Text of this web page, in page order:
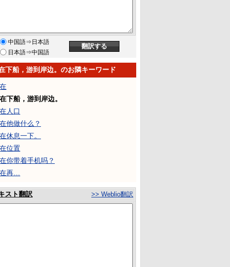
中国語⇒日本語
日本語⇒中国語
下船，游到岸边。のお隣キーワード
下船，游到岸边。
人口
他做什么？
休息一下。
位置
你带着手机吗？
再…
スト翻訳 >> Weblio翻訳